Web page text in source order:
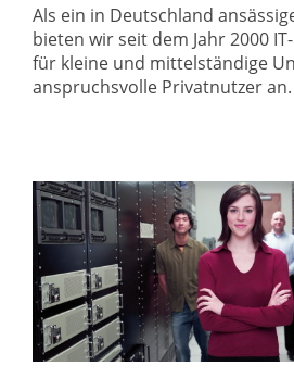
Kontakt
Als ein in Deutschland
bieten wir seit dem Jahr 2000
für kleine und mittelständige
anspruchsvolle Privatnutzer an.